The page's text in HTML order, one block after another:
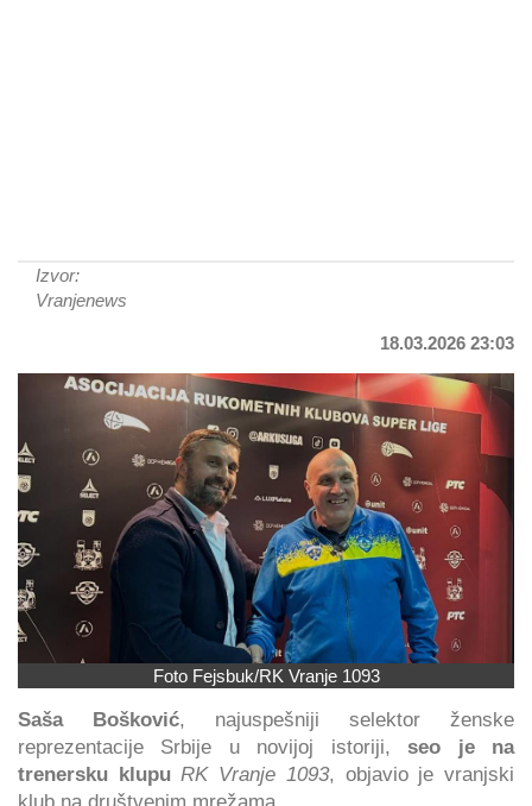
Izvor:
Vranjenews
18.03.2026 23:03
Foto Fejsbuk/RK Vranje 1093
Saša Bošković, najuspešniji selektor ženske
reprezentacije Srbije u novijoj istoriji,seo je na
trenersku klupu RK Vranje 1093, objavio je vranjski
klub na društvenim mrežama.